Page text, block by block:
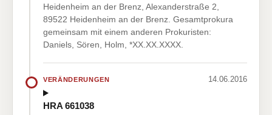
Heidenheim an der Brenz, Alexanderstraße 2,
89522 Heidenheim an der Brenz. Gesamtprokura
gemeinsam mit einem anderen Prokuristen:
Daniels, Sören, Holm, *XX.XX.XXXX.
VERÄNDERUNGEN 14.06.2016
HRA 661038